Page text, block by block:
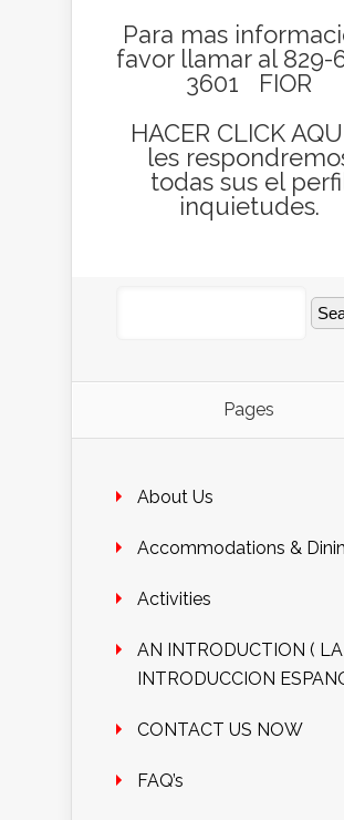
Para mas
favor llamar al 829-
3601 FIOR
HACER CLICK
les
todas sus el
inquietudes.
Pages
About Us
Accommodations &
Activities
AN INTRODUCTION ( LA
INTRODUCCION
CONTACT US NOW
FAQ’s